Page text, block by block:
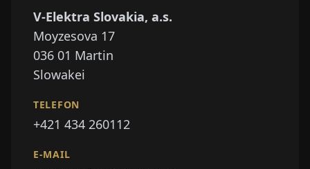
V-Elektra Slovakia, a.s.
Moyzesova 17
036 01 Martin
Slowakei
TELEFON
+421 434 260112
E-MAIL